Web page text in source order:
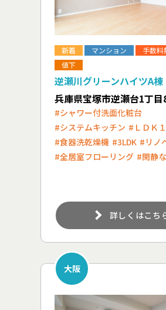
新着 マンション
手数料
値下
逆瀬川グリーンハイツA棟
兵庫県宝塚市逆瀬台1丁目
#シャワー付洗面化粧台
#システムキッチン #ＬＤＫ
#食器洗乾燥機 #3LDK #リノ
#全居室フローリング #閑静
詳しくはこち
大阪